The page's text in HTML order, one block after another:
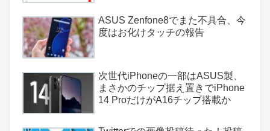
ASUS Zenfone8でまた不具合、今
度はお化けタッチの報告
次世代iPhoneの一部はASUS製、
まさかのチップ据え置きでiPhone
14 ProだけがA16チップ搭載か